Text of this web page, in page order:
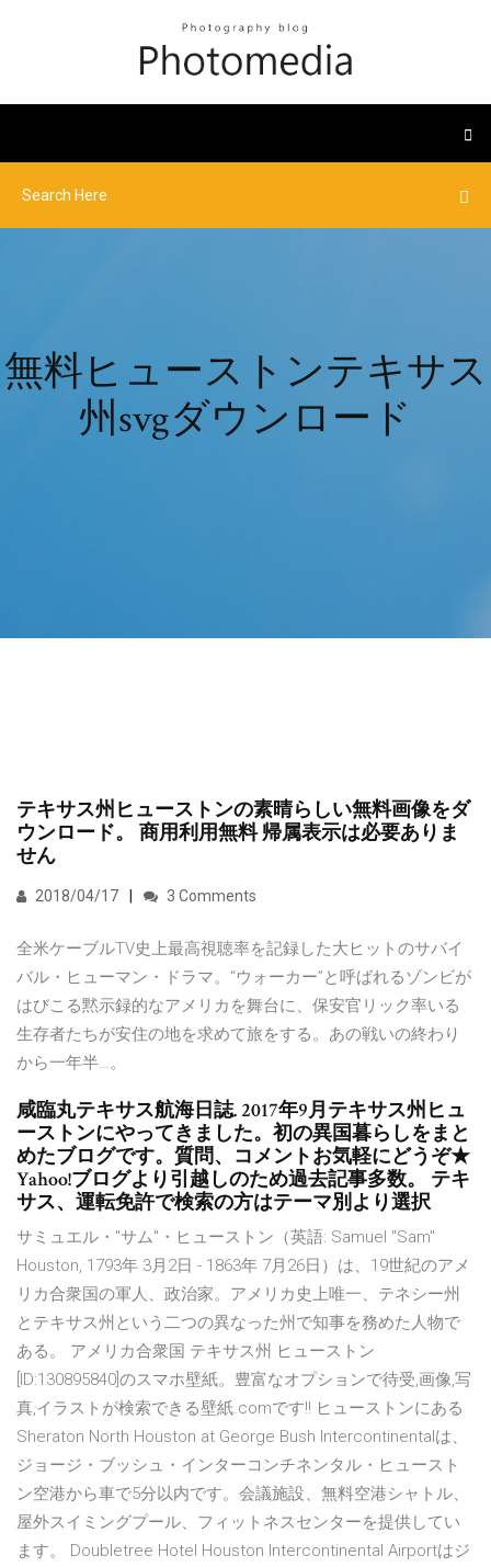
無料ヒューストンテキサス
州svgダウンロード
テキサス州ヒューストンの素晴らしい無料画像をダ
ウンロード。 商用利用無料 帰属表示は必要ありま
せん
2018/04/17 3 Comments
全米ケーブルTV史上最高視聴率を記録した大ヒットのサバイ
バル・ヒューマン・ドラマ。“ウォーカー”と呼ばれるゾンビが
はびこる黙示録的なアメリカを舞台に、保安官リック率いる
生存者たちが安住の地を求めて旅をする。あの戦いの終わり
から一年半…。
咸臨丸テキサス航海日誌. 2017年9月テキサス州ヒュ
ーストンにやってきました。初の異国暮らしをまと
めたブログです。質問、コメントお気軽にどうぞ★
Yahoo!ブログより引越しのため過去記事多数。 テキ
サス、運転免許で検索の方はテーマ別より選択
サミュエル・"サム"・ヒューストン（英語: Samuel "Sam"
Houston, 1793年 3月2日 - 1863年 7月26日）は、19世紀のアメ
リカ合衆国の軍人、政治家。アメリカ史上唯一、テネシー州
とテキサス州という二つの異なった州で知事を務めた人物で
ある。 アメリカ合衆国 テキサス州 ヒューストン
[ID:130895840]のスマホ壁紙。豊富なオプションで待受,画像,写
真,イラストが検索できる壁紙.comです!! ヒューストンにある
Sheraton North Houston at George Bush Intercontinentalは、
ジョージ・ブッシュ・インターコンチネンタル・ヒュースト
ン空港から車で5分以内です。会議施設、無料空港シャトル、
屋外スイミングプール、フィットネスセンターを提供してい
ます。 Doubletree Hotel Houston Intercontinental Airportはジ